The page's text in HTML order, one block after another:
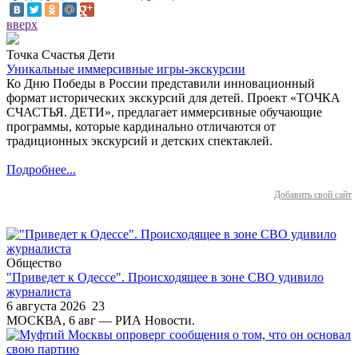
вверх
Точка Счастья Дети
Уникальные иммерсивные игры-экскурсии
Ко Дню Победы в России представили инновационный
формат исторических экскурсий для детей. Проект «ТОЧКА
СЧАСТЬЯ. ДЕТИ», предлагает иммерсивные обучающие
программы, которые кардинально отличаются от
традиционных экскурсий и детских спектаклей.
Подробнее...
Добавить свой сайт
Общество
"Приведет к Одессе". Происходящее в зоне СВО удивило
журналиста
6 августа 2026 23
МОСКВА, 6 авг — РИА Новости.